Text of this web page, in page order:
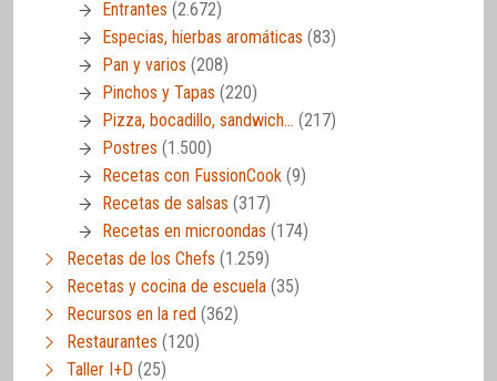
Entrantes (2.672)
Especias, hierbas aromáticas (83)
Pan y varios (208)
Pinchos y Tapas (220)
Pizza, bocadillo, sandwich… (217)
Postres (1.500)
Recetas con FussionCook (9)
Recetas de salsas (317)
Recetas en microondas (174)
Recetas de los Chefs (1.259)
Recetas y cocina de escuela (35)
Recursos en la red (362)
Restaurantes (120)
Taller I+D (25)